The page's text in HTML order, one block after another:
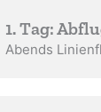
1. Tag:
Abends